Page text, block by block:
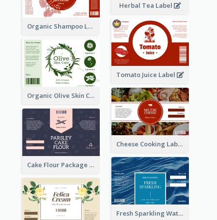
Herbal Tea Label
Organic Shampoo Label
Tomato Juice Label
Organic Olive Skin Care Label
Cheese Cooking Label
Cake Flour Package Label
Fresh Sparkling Water Label